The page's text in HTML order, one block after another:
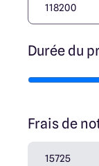
Durée du
Frais de